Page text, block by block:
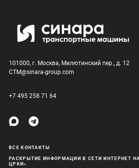
101000, г. Москва, Милютинский пер., д. 12
CTM@sinara-group.com
+7 495 258 71 64
ВСЕ КОНТАКТЫ
РАСКРЫТИЕ ИНФОРМАЦИИ В СЕТИ ИНТЕРНЕТ
ЦРКИ»